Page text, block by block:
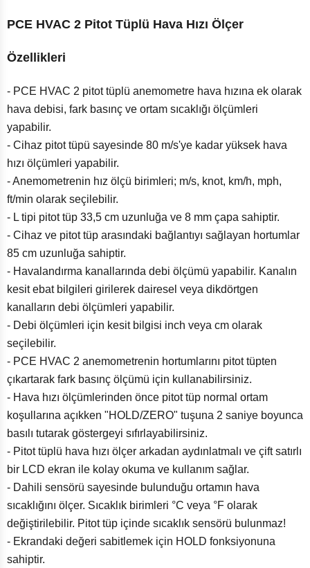
PCE HVAC 2 Pitot Tüplü Hava Hızı Ölçer
Özellikleri
- PCE HVAC 2 pitot tüplü anemometre hava hızına ek olarak
hava debisi, fark basınç ve ortam sıcaklığı ölçümleri
yapabilir.
- Cihaz pitot tüpü sayesinde 80 m/s'ye kadar yüksek hava
hızı ölçümleri yapabilir.
- Anemometrenin hız ölçü birimleri; m/s, knot, km/h, mph,
ft/min olarak seçilebilir.
- L tipi pitot tüp 33,5 cm uzunluğa ve 8 mm çapa sahiptir.
- Cihaz ve pitot tüp arasındaki bağlantıyı sağlayan hortumlar
85 cm uzunluğa sahiptir.
- Havalandırma kanallarında debi ölçümü yapabilir. Kanalın
kesit ebat bilgileri girilerek dairesel veya dikdörtgen
kanalların debi ölçümleri yapabilir.
- Debi ölçümleri için kesit bilgisi inch veya cm olarak
seçilebilir.
- PCE HVAC 2 anemometrenin hortumlarını pitot tüpten
çıkartarak fark basınç ölçümü için kullanabilirsiniz.
- Hava hızı ölçümlerinden önce pitot tüp normal ortam
koşullarına açıkken "HOLD/ZERO" tuşuna 2 saniye boyunca
basılı tutarak göstergeyi sıfırlayabilirsiniz.
- Pitot tüplü hava hızı ölçer arkadan aydınlatmalı ve çift satırlı
bir LCD ekran ile kolay okuma ve kullanım sağlar.
- Dahili sensörü sayesinde bulunduğu ortamın hava
sıcaklığını ölçer. Sıcaklık birimleri °C veya °F olarak
değiştirilebilir. Pitot tüp içinde sıcaklık sensörü bulunmaz!
- Ekrandaki değeri sabitlemek için HOLD fonksiyonuna
sahiptir.